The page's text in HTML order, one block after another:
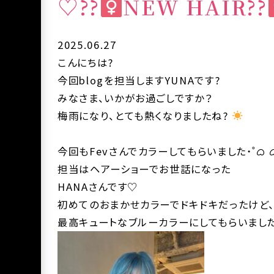
♡??‍ NEW HAIR??‍
2025.06.27
こんにちは?
今回blogを担当しますYUNAです?
みなさま、いかがお過ごしですか？
梅雨になり、とても熱くなりましたね?
今回もFevさんでカラーしてもらいました˙˚ᜊ
担当はヘアーショーでお世話になった
HANAさんです♡
初めてのおまかせカラーでドキドキだったけど、
最高キュートなブルーカラーにしてもらいまし